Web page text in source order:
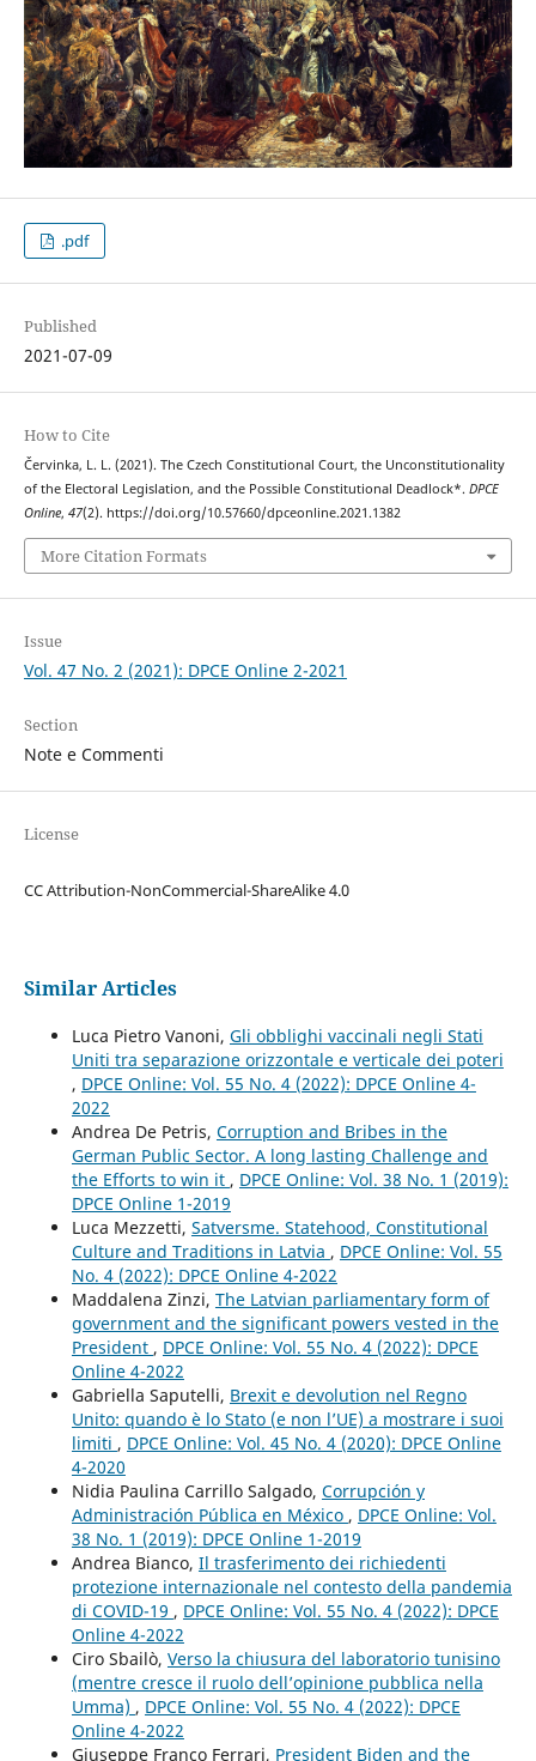
.pdf
Published
2021-07-09
How to Cite
Červinka, L. L. (2021). The Czech Constitutional Court, the Unconstitutionality
of the Electoral Legislation, and the Possible Constitutional Deadlock*. DPCE
Online, 47(2). https://doi.org/10.57660/dpceonline.2021.1382
More Citation Formats
Issue
Vol. 47 No. 2 (2021): DPCE Online 2-2021
Section
Note e Commenti
License
CC Attribution-NonCommercial-ShareAlike 4.0
Similar Articles
Luca Pietro Vanoni, Gli obblighi vaccinali negli Stati
Uniti tra separazione orizzontale e verticale dei poteri
, DPCE Online: Vol. 55 No. 4 (2022): DPCE Online 4-
2022
Andrea De Petris, Corruption and Bribes in the
German Public Sector. A long lasting Challenge and
the Efforts to win it , DPCE Online: Vol. 38 No. 1 (2019):
DPCE Online 1-2019
Luca Mezzetti, Satversme. Statehood, Constitutional
Culture and Traditions in Latvia , DPCE Online: Vol. 55
No. 4 (2022): DPCE Online 4-2022
Maddalena Zinzi, The Latvian parliamentary form of
government and the significant powers vested in the
President , DPCE Online: Vol. 55 No. 4 (2022): DPCE
Online 4-2022
Gabriella Saputelli, Brexit e devolution nel Regno
Unito: quando è lo Stato (e non l’UE) a mostrare i suoi
limiti , DPCE Online: Vol. 45 No. 4 (2020): DPCE Online
4-2020
Nidia Paulina Carrillo Salgado, Corrupción y
Administración Pública en México , DPCE Online: Vol.
38 No. 1 (2019): DPCE Online 1-2019
Andrea Bianco, Il trasferimento dei richiedenti
protezione internazionale nel contesto della pandemia
di COVID-19 , DPCE Online: Vol. 55 No. 4 (2022): DPCE
Online 4-2022
Ciro Sbailò, Verso la chiusura del laboratorio tunisino
(mentre cresce il ruolo dell’opinione pubblica nella
Umma) , DPCE Online: Vol. 55 No. 4 (2022): DPCE
Online 4-2022
Giuseppe Franco Ferrari, President Biden and the